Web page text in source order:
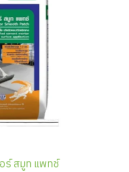
ร์ สมูท แพทช์